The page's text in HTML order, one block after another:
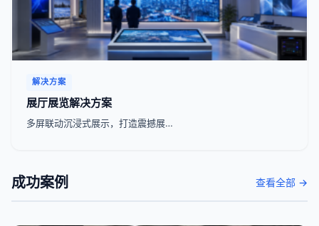
解决方案
展厅展览解决方案
多屏联动沉浸式展示，打造震撼展…
成功案例 查看全部 →